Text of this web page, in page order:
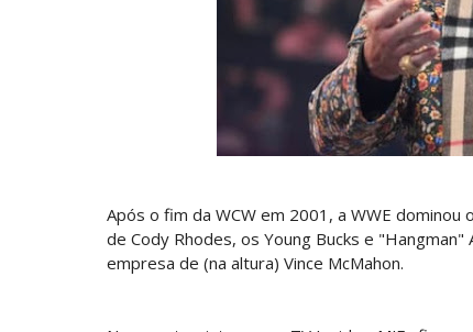
Throwback: The Rock vs Brock
Jul 28 2026
WWE Monday Night Raw 27 July 2026
WWE: Unreal Season 3
Unknown- Jul 26 2026
Após o fim da WCW em 2001, a WWE
de Cody Rhodes, os Young Bucks e
empresa de (na altura) Vince McMahon.